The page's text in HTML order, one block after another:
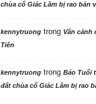
chùa cổ Giác Lâm bị rao bán
kennytruongtrong Vãn cảnh
Tiên
kennytruongtrong Báo Tuổi
đất chùa cổ Giác Lâm bị rao